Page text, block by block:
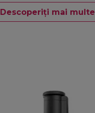
Descoperiți mai multe